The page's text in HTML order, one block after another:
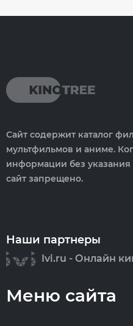
Сайт содержит каталог
мультфильмов и аниме.
информации без
сайт запрещено.
Наши партнеры
Ivi.ru - Онлайн
Меню сайта